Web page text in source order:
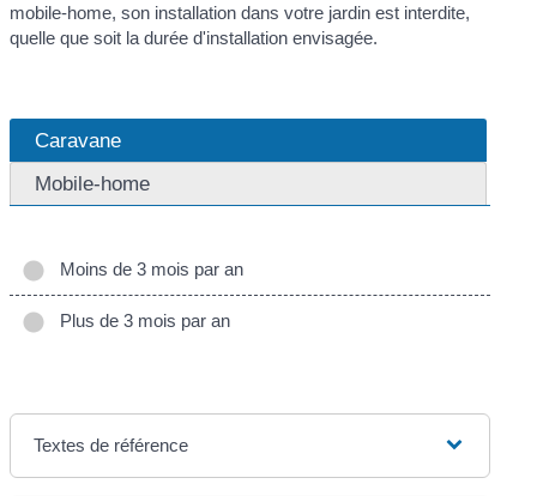
mobile-home, son installation dans votre jardin est interdite,
quelle que soit la durée d'installation envisagée.
Caravane
Mobile-home
Moins de 3 mois par an
Plus de 3 mois par an
Textes de référence